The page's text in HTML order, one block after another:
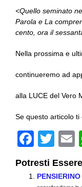
<Quello seminato
Parola e La
cento, ora il
Nella prossima e
continueremo ad
alla LUCE del Vero
Se questo articolo ti
F
c
T
wi
tt
Potresti